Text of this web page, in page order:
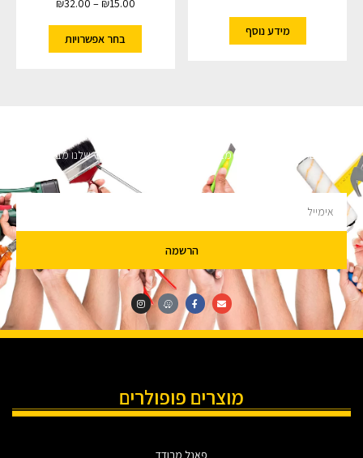
מידע נוסף
₪15.00
–
₪32.00
בחר אפשרויות
השארו מעודכנים
מעוניינים לקבל עדכונים על מבצעים והנחות הירשמו לניוזלטר שלנו מבטיחים לא
הרשמה
מוצרים פופולרים
פאנל מבודד